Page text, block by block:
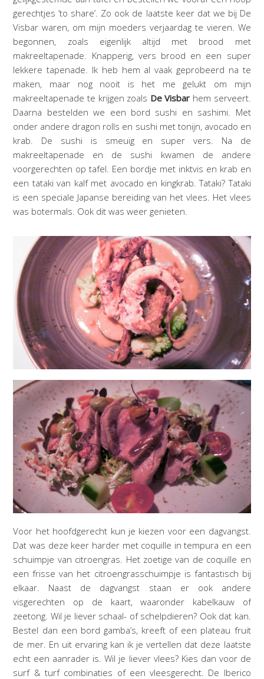
gerechtjes ’to share’. Zo ook de laatste keer dat we bij De
Visbar waren, om mijn moeders verjaardag te vieren. We
begonnen, zoals eigenlijk altijd met brood met
makreeltapenade. Knapperig, vers brood en een super
lekkere tapenade. Ik heb hem al vaak geprobeerd na te
maken, maar nog nooit is het me gelukt om mijn
makreeltapenade te krijgen zoals De Visbar hem serveert.
Daarna bestelden we een bord sushi en sashimi. Met
onder andere dragon rolls en sushi met tonijn, avocado en
krab. De sushi is smeuïg en super vers. Na de
makreeltapenade en de sushi kwamen de andere
voorgerechten op tafel. Een bordje met inktvis en krab en
een tataki van kalf met avocado en kingkrab. Tataki? Tataki
is een speciale Japanse bereiding van het vlees. Het vlees
was botermals. Ook dit was weer genieten.
Voor het hoofdgerecht kun je kiezen voor een dagvangst.
Dat was deze keer harder met coquille in tempura en een
schuimpje van citroengras. Het zoetige van de coquille en
een frisse van het citroengrasschuimpje is fantastisch bij
elkaar. Naast de dagvangst staan er ook andere
visgerechten op de kaart, waaronder kabelkauw of
zeetong. Wil je liever schaal- of schelpdieren? Ook dat kan.
Bestel dan een bord gamba’s, kreeft of een plateau fruit
de mer. En uit ervaring kan ik je vertellen dat deze laatste
echt een aanrader is. Wil je liever vlees? Kies dan voor de
surf & turf combinaties of een vleesgerecht. De Iberico